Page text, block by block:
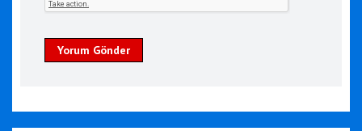
Yorum Gönder